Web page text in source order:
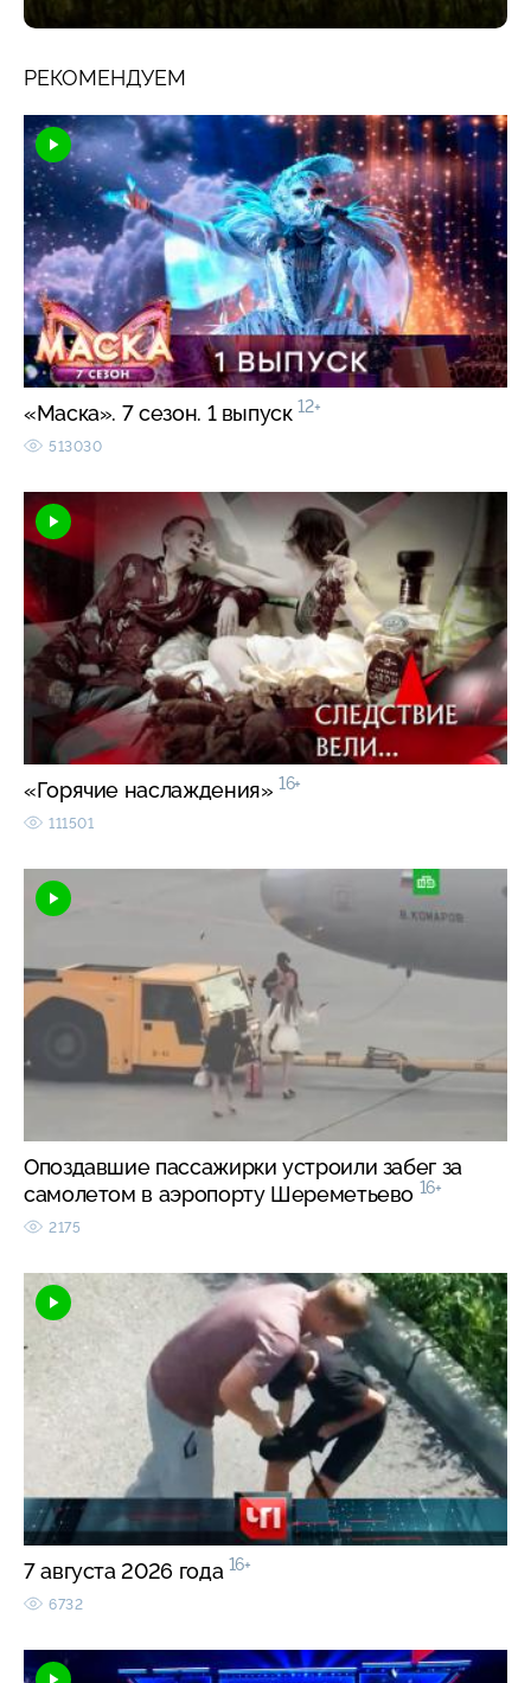
РЕКОМЕНДУЕМ
«Маска». 7 сезон. 1 выпуск 12+
513030
«Горячие наслаждения» 16+
111501
Опоздавшие пассажирки устроили забег за
самолетом в аэропорту Шереметьево 16+
2175
7 августа 2026 года 16+
6732